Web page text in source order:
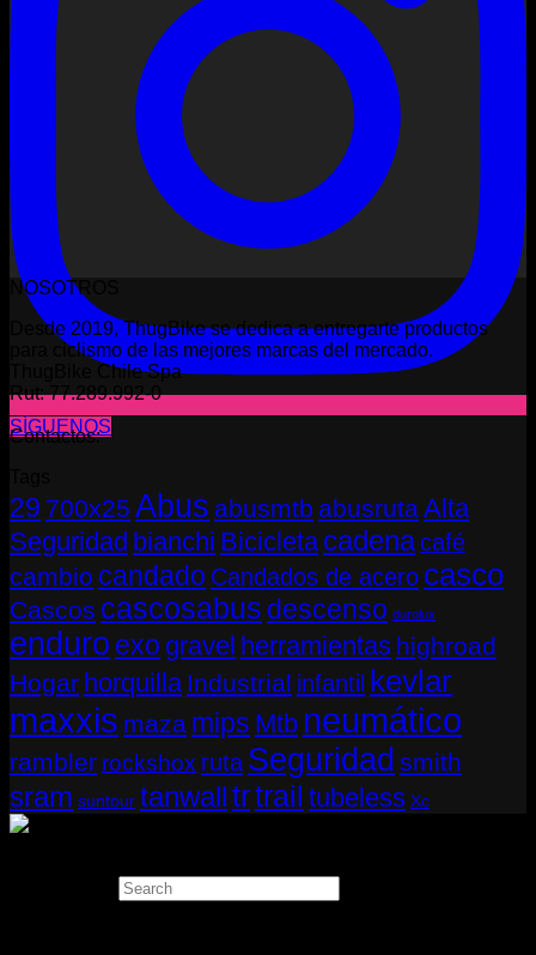
SÍGUENOS
NOSOTROS
Desde 2019, ThugBike se dedica a entregarte productos
para ciclismo de las mejores marcas del mercado.
ThugBike Chile Spa
Rut: 77.289.992-0
Contactos:
29 700x25 Abus abusmtb abusrutaAlta
Seguridad bianchi Bicicleta cadenacafé
cambio candado Candados de acero casco
Cascos cascosabus descenso durolux
enduro exo gravel herramientas highroad
Hogar horquilla Industrial infantil kevlar
maxxis maza mips Mtb neumático
rambler rockshox ruta Seguridad smith
sram suntour tanwalltrtrail tubeless Xc